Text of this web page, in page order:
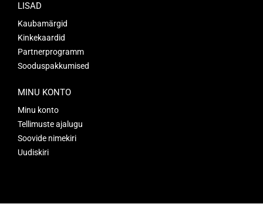
LISAD
Kaubamärgid
Kinkekaardid
Partnerprogramm
Sooduspakkumised
MINU KONTO
Minu konto
Tellimuste ajalugu
Soovide nimekiri
Uudiskiri